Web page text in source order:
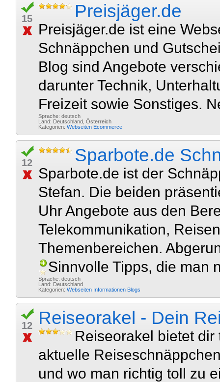
15 Preisjäger.de
Preisjäger.de ist eine
Schnäppchen und
Blog sind Angebote
darunter Technik,
Freizeit sowie Sonstiges.
Sprache: deutsch
Land: Deutschland, Österreich
Kategorien: Webseiten Ecommerce
12 Sparbote.de
Sparbote.de ist der
Stefan. Die beiden
Uhr Angebote aus den
Telekommunikation,
Themenbereichen.
Sinnvolle Tipps, die man
Sprache: deutsch
Land: Deutschland
Kategorien: Webseiten Informationen Blogs
12 Reiseorakel - Dein
Reiseorakel bietet
aktuelle
und wo man richtig toll zu